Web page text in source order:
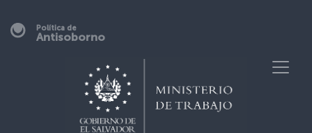
Política de
Antisoborno